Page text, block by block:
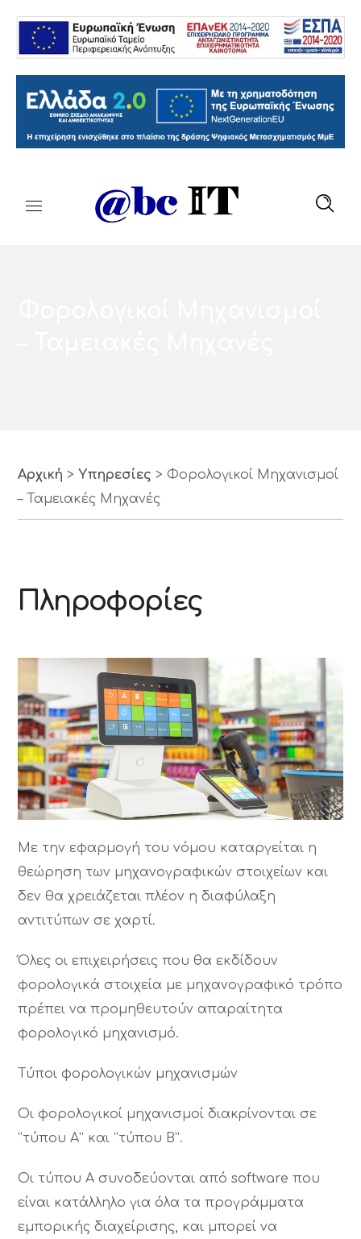
Αρχική >Υπηρεσίες >Φορολογικοί Μηχανισμοί
– Ταμειακές Μηχανές
Πληροφορίες
Με την εφαρμογή του νόμου καταργείται η
θεώρηση των μηχανογραφικών στοιχείων και
δεν θα χρειάζεται πλέον η διαφύλαξη
αντιτύπων σε χαρτί.
Όλες οι επιχειρήσεις που θα εκδίδουν
φορολογικά στοιχεία με μηχανογραφικό τρόπο
πρέπει να προμηθευτούν απαραίτητα
φορολογικό μηχανισμό.
Τύποι φορολογικών μηχανισμών
Οι φορολογικοί μηχανισμοί διακρίνονται σε
“τύπου Α” και “τύπου Β”.
Οι τύπου Α συνοδεύονται από software που
είναι κατάλληλο για όλα τα προγράμματα
εμπορικής διαχείρισης, και μπορεί να